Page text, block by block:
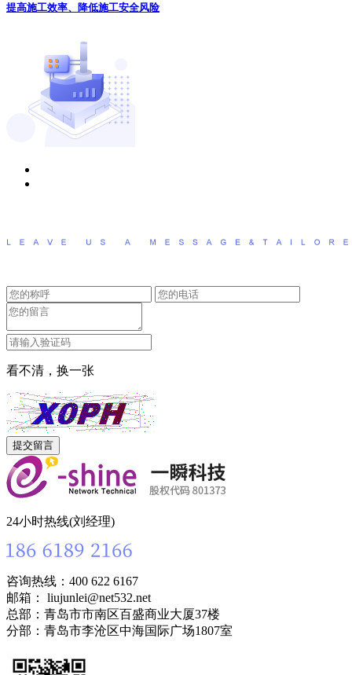
提高施工效率、降低施工安全风险
看不清，换一张
24小时热线(刘经理)
咨询热线：400 622 6167
邮箱： liujunlei@net532.net
总部：青岛市市南区百盛商业大厦37楼
分部：青岛市李沧区中海国际广场1807室